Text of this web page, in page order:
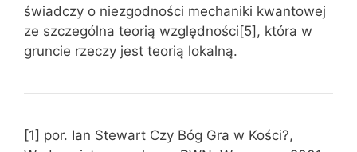
świadczy o niezgodności mechaniki kwantowej
ze szczególna teorią względności[5], która w
gruncie rzeczy jest teorią lokalną.
[1] por. Ian Stewart Czy Bóg Gra w Kości?,